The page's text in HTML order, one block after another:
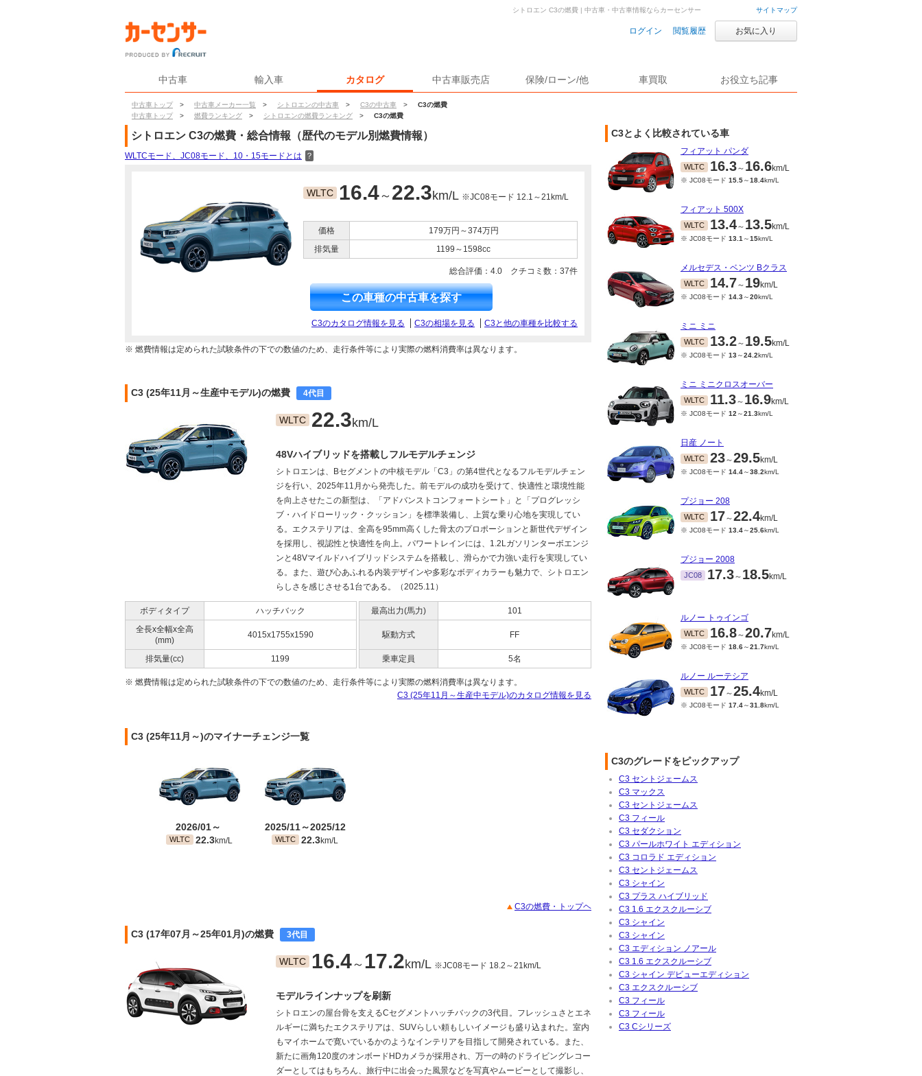
サイトマップ
ログイン 閲覧履歴 お気に入り
中古車 輸入車 カタログ 中古車販売店 保険/ローン/他 車買取 お役立ち記事
中古車トップ > 中古車メーカー一覧 > シトロエンの中古車 > C3の中古車 >
C3の燃費
中古車トップ
> 燃費ランキング > シトロエンの燃費ランキング > C3の燃費
シトロエン C3の燃費 | 中古車・中古車情報ならカーセンサー
シトロエン C3の燃費・総合情報（歴代のモデル別燃費情報）
WLTCモード、JC08モード、10・15モードとは ？
WLTC 16.4～ 22.3km/L ※JC08モード 12.1～21km/L
価格
179万円～374万円
排気量
1199～1598cc
総合評価： 4.0 クチコミ数： 37件
この車種の中古車を探す
C3のカタログ情報を見る C3の相場を見る C3と他の車種を比較する
※ 燃費情報は定められた試験条件の下での数値のため、走行条件等により実際の燃料消費率は異なります。
C3 (25年11月～生産中モデル)の燃費 4代目
WLTC 22.3km/L
48Vハイブリッドを搭載しフルモデルチェンジ
シトロエンは、Bセグメントの中核モデル「C3」の第4世代となるフルモデルチェン
ジを行い、2025年11月から発売した。前モデルの成功を受けて、快適性と環境性能
を向上させたこの新型は、「アドバンストコンフォートシート」と「プログレッシ
ブ・ハイドローリック・クッション」を標準装備し、上質な乗り心地を実現してい
る。エクステリアは、全高を95mm高くした骨太のプロポーションと新世代デザイン
を採用し、視認性と快適性を向上。パワートレインには、1.2Lガソリンターボエンジ
ンと48Vマイルドハイブリッドシステムを搭載し、滑らかで力強い走行を実現してい
る。また、遊び心あふれる内装デザインや多彩なボディカラーも魅力で、シトロエン
らしさを感じさせる1台である。（2025.11）
ボディタイプ ハッチバック 最高出力(馬力)
101
全長x全幅x全高
(mm)
4015x1755x1590 駆動方式 FF
排気量(cc) 1199 乗車定員 5名
※ 燃費情報は定められた試験条件の下での数値のため、走行条件等により実際の燃料消費率は異なります。
C3 (25年11月～生産中モデル)のカタログ情報を見る
C3 (25年11月～)のマイナーチェンジ一覧
2026/01～
WLTC 22.3km/L
2025/11～2025/12
WLTC 22.3km/L
C3の燃費・トップヘ
C3 (17年07月～25年01月)の燃費 3代目
WLTC 16.4～ 17.2km/L ※JC08モード 18.2～21km/L
モデルラインナップを刷新
シトロエンの屋台骨を支えるCセグメントハッチバックの3代目。フレッシュさとエネ
ルギーに満ちたエクステリアは、SUVらしい頼もしいイメージも盛り込まれた。室内
もマイホームで寛いでいるかのようなインテリアを目指して開発されている。また、
新たに画角120度のオンボードHDカメラが採用され、万一の時のドライビングレコー
ダーとしてはもちろん、旅行中に出会った風景などを写真やムービーとして撮影し、
C3とよく比較されている車
フィアット パンダ
WLTC 16.3～ 16.6km/L
※ JC08モード 15.5～18.4km/L
フィアット 500X
WLTC 13.4～ 13.5km/L
※ JC08モード 13.1 ～15km/L
メルセデス・ベンツ Bクラス
WLTC 14.7～ 19km/L
※ JC08モード 14.3～20km/L
ミニ ミニ
WLTC 13.2～ 19.5km/L
※ JC08モード 13～24.2km/L
ミニ ミニクロスオーバー
WLTC 11.3～ 16.9km/L
※ JC08モード 12 ～21.3km/L
日産 ノート
WLTC 23～29.5km/L
※ JC08モード 14.4～38.2km/L
プジョー 208
WLTC 17～22.4km/L
※ JC08モード 13.4～25.6km/L
プジョー 2008
JC08 17.3～ 18.5km/L
ルノー トゥインゴ
WLTC 16.8～20.7km/L
※ JC08モード 18.6～21.7km/L
ルノー ルーテシア
WLTC 17～25.4km/L
※ JC08モード 17.4～31.8km/L
C3のグレードをピックアップ
C3 セントジェームス
C3 マックス
C3 セントジェームス
C3 フィール
C3 セダクション
C3 パールホワイト エディション
C3 コロラド エディション
C3 セントジェームス
C3 シャイン
C3 プラス ハイブリッド
C3 1.6 エクスクルーシブ
C3 シャイン
C3 シャイン
C3 エディション ノアール
C3 1.6 エクスクルーシブ
C3 シャイン デビューエディション
C3 エクスクルーシブ
C3 フィール
C3 フィール
C3 Cシリーズ